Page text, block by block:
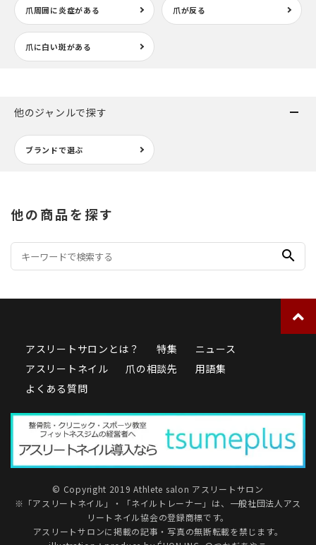
爪周囲に炎症がある 爪が反る
爪に白い斑がある
他のジャンルで探す
ブランドで選ぶ
他の商品を探す
search
アスリートサロンとは？ 特集
ニュース
アスリートネイル
爪の相談先
用語集
よくある質問
© Copyright 2019 Athlete salon アスリートサロン
※「アスリートネイル」・「ネイルトレーナー」は、 一般社団法人アス
リートネイル協会の登録商標です。
アスリートサロンに掲載の記事・写真の無断転載を禁じます。